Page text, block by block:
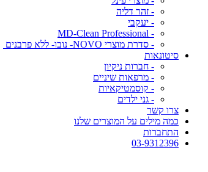
- זהר דליה
- יעקבי
- MD-Clean Professional
- סדרת מוצרי NOVO- נובו- ללא פרבנים
סיטונאות
- חברות ניקיון
- מרפאות שיניים
- קוסמטיקאיות
- גני ילדים
צרו קשר
כמה מילים על המוצרים שלנו
התחברות
03-9312396